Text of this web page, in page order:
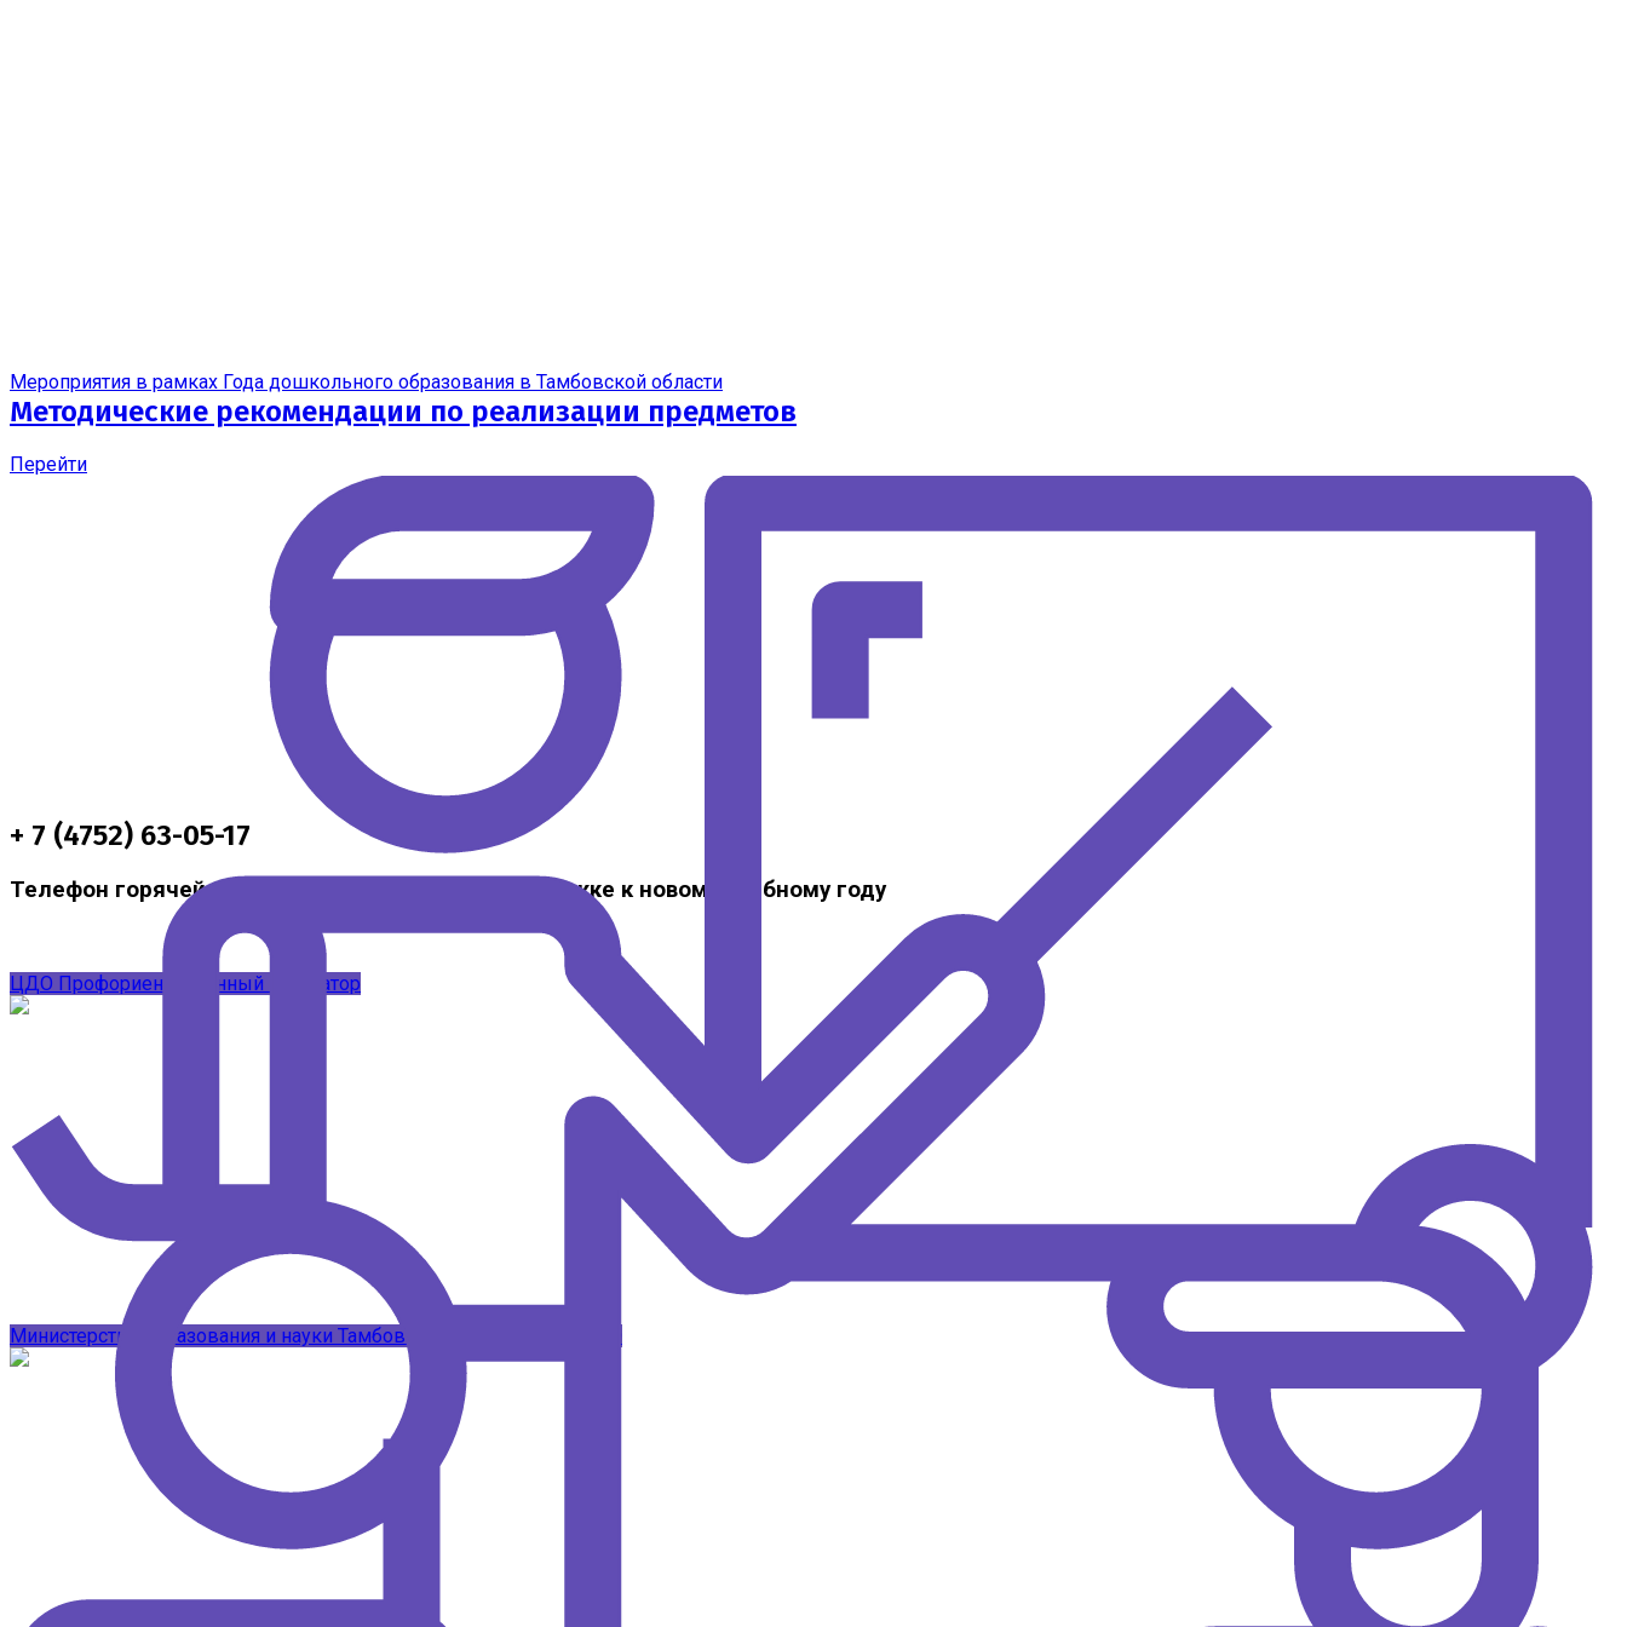
Мероприятия в рамках Года дошкольного образования в Тамбовской области
+ 7 (4752) 63-05-17
Телефон горячей линии по методической поддержке к новому учебному году
ЦДО Профориентационный навигатор
Подписывайтесь на наши каналы в MAX
Министерство образования и науки Тамбовской области
Методические рекомендации по реализации предметов
Перейти